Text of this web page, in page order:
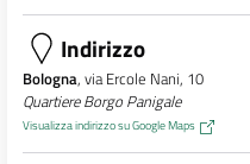
Indirizzo
Bologna, via Ercole Nani, 10
Quartiere Borgo Panigale
Visualizza indirizzo su Google Maps